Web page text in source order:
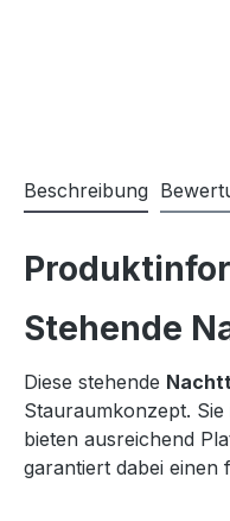
Beschreibung
Stehende
Diese stehende
Stauraumkonzept.
bieten ausreichend
garantiert dabei einen